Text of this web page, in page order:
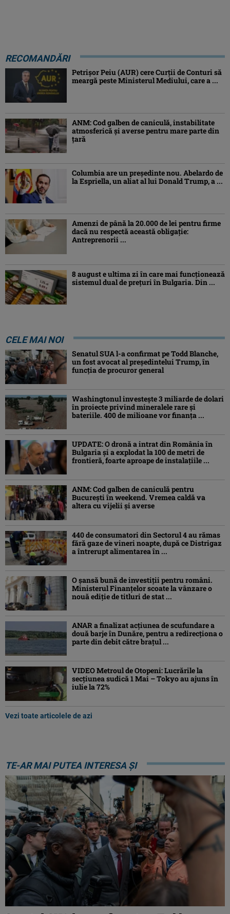
RECOMANDĂRI
Petrişor Peiu (AUR) cere Curții de Conturi să
meargă peste Ministerul Mediului, care a ...
ANM: Cod galben de caniculă, instabilitate
atmosferică și averse pentru mare parte din
țară
Columbia are un președinte nou. Abelardo de
la Espriella, un aliat al lui Donald Trump, a ...
Amenzi de până la 20.000 de lei pentru firme
dacă nu respectă această obligație:
Antreprenorii ...
8 august e ultima zi în care mai funcționează
sistemul dual de prețuri în Bulgaria. Din ...
CELE MAI NOI
Senatul SUA l-a confirmat pe Todd Blanche,
un fost avocat al președintelui Trump, în
funcția de procuror general
Washingtonul investește 3 miliarde de dolari
în proiecte privind mineralele rare și
bateriile. 400 de milioane vor finanța ...
UPDATE: O dronă a intrat din România în
Bulgaria şi a explodat la 100 de metri de
frontieră, foarte aproape de instalațiile ...
ANM: Cod galben de caniculă pentru
București în weekend. Vremea caldă va
altera cu vijelii și averse
440 de consumatori din Sectorul 4 au rămas
fără gaze de vineri noapte, după ce Distrigaz
a întrerupt alimentarea în ...
O șansă bună de investiții pentru români.
Ministerul Finanțelor scoate la vânzare o
nouă ediție de titluri de stat ...
ANAR a finalizat acțiunea de scufundare a
două barje în Dunăre, pentru a redirecționa o
parte din debit către brațul ...
VIDEO Metroul de Otopeni: Lucrările la
secțiunea sudică 1 Mai – Tokyo au ajuns în
iulie la 72%
Vezi toate articolele de azi
TE-AR MAI PUTEA INTERESA ȘI